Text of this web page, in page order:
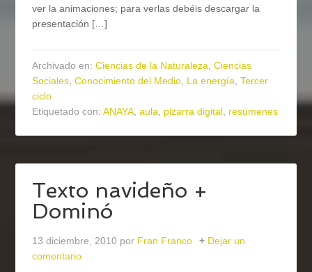
ver la animaciones; para verlas debéis descargar la
presentación […]
Archivado en:Ciencias de la Naturaleza,Ciencias
Sociales,Conocimiento del Medio, La energía,Tercer
ciclo
Etiquetado con:ANAYA,aula, pizarra digital, resúmenes
Texto navideño +
Dominó
13 diciembre, 2010 por Fran Franco
Dejar un
comentario